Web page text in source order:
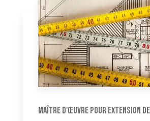
Maître d'œuvre pour extension de